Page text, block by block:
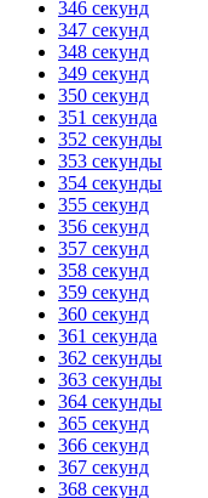
346 секунд
347 секунд
348 секунд
349 секунд
350 секунд
351 секунда
352 секунды
353 секунды
354 секунды
355 секунд
356 секунд
357 секунд
358 секунд
359 секунд
360 секунд
361 секунда
362 секунды
363 секунды
364 секунды
365 секунд
366 секунд
367 секунд
368 секунд